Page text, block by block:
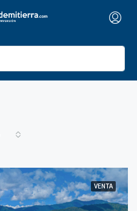
VENTA